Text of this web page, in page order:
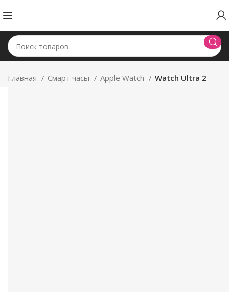
Главная Смарт часы Apple Watch Watch Ultra 2